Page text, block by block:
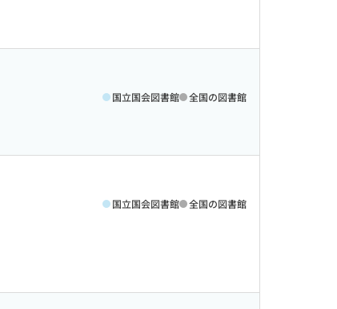
国立国会図書館 全国の図書館
国立国会図書館 全国の図書館